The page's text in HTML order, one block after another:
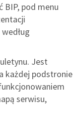
BIP, pod menu
Jest
każdej podstronie
serwisu,